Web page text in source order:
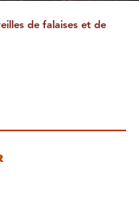
de falaises et de